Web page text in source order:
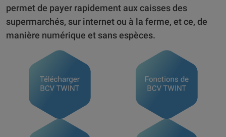
permet de payer rapidement aux caisses des
supermarchés, sur internet ou à la ferme, et ce, de
manière numérique et sans espèces.